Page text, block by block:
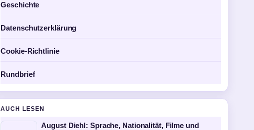
Geschichte
Datenschutzerklärung
Cookie-Richtlinie
Rundbrief
AUCH LESEN
August Diehl: Sprache, Nationalität, Filme und